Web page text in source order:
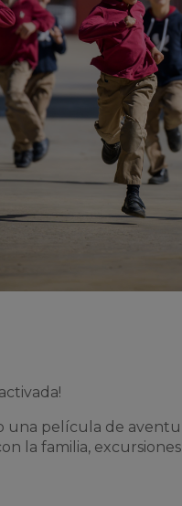
una película de
la familia,